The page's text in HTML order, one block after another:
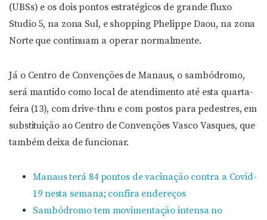
(UBSs) e os dois pontos estratégicos de grande fluxo
Studio 5, na zona Sul, e shopping Phelippe Daou, na zona
Norte que continuam a operar normalmente.
Já o Centro de Convenções de Manaus, o sambódromo,
será mantido como local de atendimento até esta quarta-
feira (13), com drive-thru e com postos para pedestres, em
substituição ao Centro de Convenções Vasco Vasques, que
também deixa de funcionar.
Manaus terá 84 pontos de vacinação contra a Covid-
19 nesta semana; confira endereços
Sambódromo tem movimentação intensa no